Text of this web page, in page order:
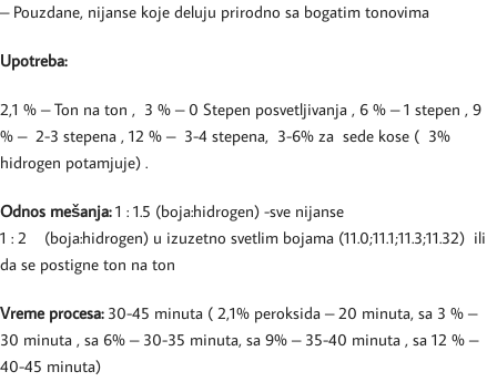
– Pouzdane, nijanse koje deluju prirodno sa bogatim tonovima
Upotreba:
2,1 % – Ton na ton , 3 % – 0 Stepen posvetljivanja , 6 % – 1 stepen , 9
% – 2-3 stepena , 12 % – 3-4 stepena, 3-6% za sede kose ( 3%
hidrogen potamjuje) .
Odnos mešanja:1 : 1.5 (boja:hidrogen) -sve nijanse
1 : 2 (boja:hidrogen) u izuzetno svetlim bojama (11.0;11.1;11.3;11.32) ili
da se postigne ton na ton
Vreme procesa:30-45 minuta ( 2,1% peroksida – 20 minuta, sa 3 % –
30 minuta , sa 6% – 30-35 minuta, sa 9% – 35-40 minuta , sa 12 % –
40-45 minuta)